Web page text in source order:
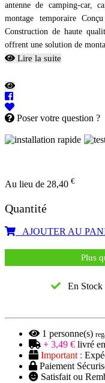
antenne de camping-car,
montage temporaire
Construction de haute
offrent une solution de
Lire la suite
Poser votre question ?
Au lieu de 28,40 €
Quantité
AJOUTER AU
Plus
En Stock
1 personne(s)
+ 3,49 € livré
Important :
Paiement
Satisfait ou